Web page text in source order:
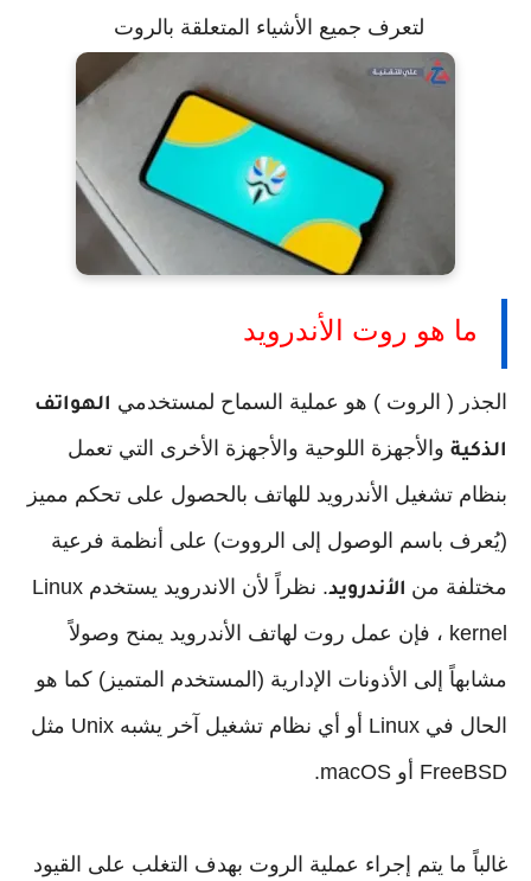
لتعرف جميع الأشياء المتعلقة بالروت
ما هو روت الأندرويد
الجذر ( الروت ) هو عملية السماح لمستخدمي الهواتف
الذكية والأجهزة اللوحية والأجهزة الأخرى التي تعمل
بنظام تشغيل الأندرويد للهاتف بالحصول على تحكم مميز
(يُعرف باسم الوصول إلى الرووت) على أنظمة فرعية
مختلفة من الأندرويد
. نظراً لأن الاندرويد يستخدم Linux
kernel ، فإن عمل روت لهاتف الأندرويد يمنح وصولاً
مشابهاً إلى الأذونات الإدارية (المستخدم المتميز) كما هو
الحال في Linux أو أي نظام تشغيل آخر يشبه Unix مثل
FreeBSD أو macOS.
غالباً ما يتم إجراء عملية الروت بهدف التغلب على القيود